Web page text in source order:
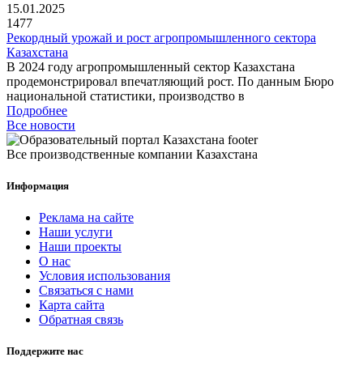
15.01.2025
1477
Рекордный урожай и рост агропромышленного сектора
Казахстана
В 2024 году агропромышленный сектор Казахстана
продемонстрировал впечатляющий рост. По данным Бюро
национальной статистики, производство в
Подробнее
Все новости
Все производственные компании Казахстана
Информация
Реклама на сайте
Наши услуги
Наши проекты
О нас
Условия использования
Связаться с нами
Карта сайта
Обратная связь
Поддержите нас